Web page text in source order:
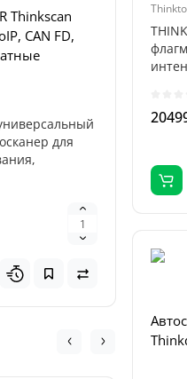
Thinkscan
CAN FD,
для